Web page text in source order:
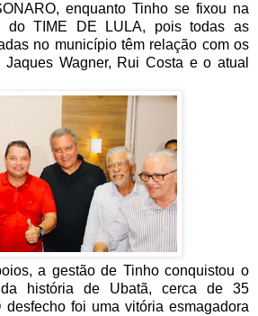
enquanto Tinho se fixou na
do TIME DE LULA, pois todas as
no município têm relação com os
Wagner, Rui Costa e o atual
a gestão de Tinho conquistou o
da história de Ubatã, cerca de 35
desfecho foi uma vitória esmagadora